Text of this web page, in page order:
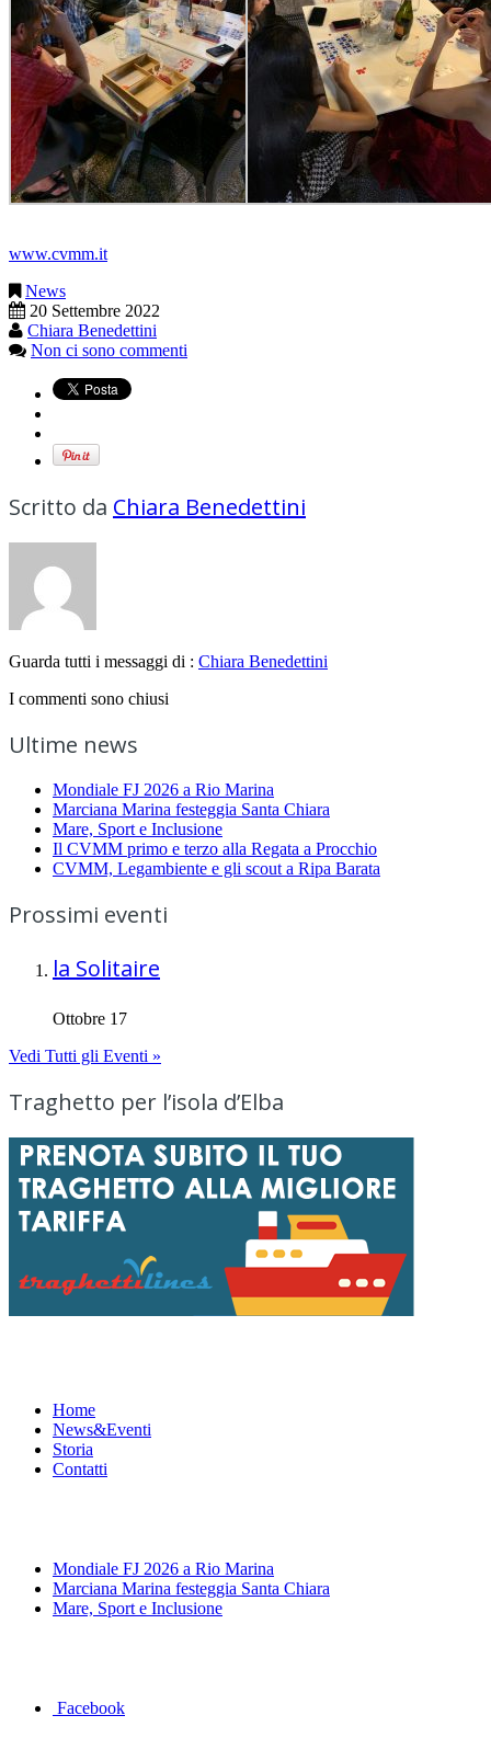
www.cvmm.it
News
20 Settembre 2022
Chiara Benedettini
Non ci sono commenti
Scritto da Chiara Benedettini
Guarda tutti i messaggi di : Chiara Benedettini
I commenti sono chiusi
Ultime news
Mondiale FJ 2026 a Rio Marina
Marciana Marina festeggia Santa Chiara
Mare, Sport e Inclusione
Il CVMM primo e terzo alla Regata a Procchio
CVMM, Legambiente e gli scout a Ripa Barata
Prossimi eventi
la Solitaire
Ottobre 17
Vedi Tutti gli Eventi »
Traghetto per l’isola d’Elba
Home
News&Eventi
Storia
Contatti
Mondiale FJ 2026 a Rio Marina
Marciana Marina festeggia Santa Chiara
Mare, Sport e Inclusione
Facebook